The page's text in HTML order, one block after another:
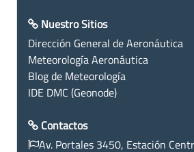
Nuestro Sitios
Dirección General de Aeronáutica
Meteorología Aeronáutica
Blog de Meteorología
IDE DMC (Geonode)
Contactos
Av. Portales 3450, Estación